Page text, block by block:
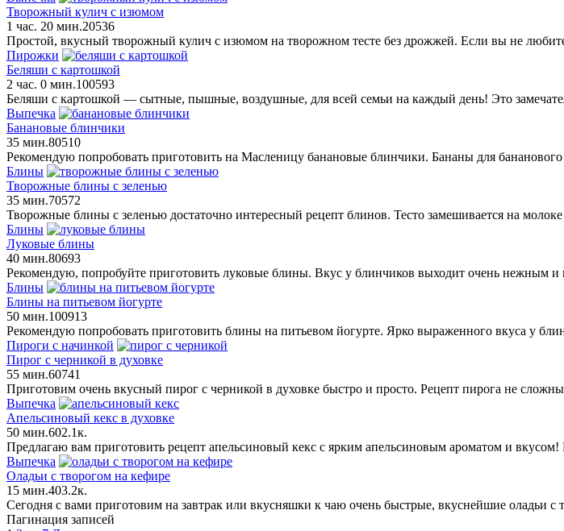
Творожный кулич с изюмом
1 час. 20 мин.20536
Простой, вкусный творожный кулич с изюмом на творожном тесте без дрожжей. Если вы не
Пирожки
Беляши с картошкой
2 час. 0 мин.100593
Беляши с картошкой — сытные, пышные, воздушные, для всей семьи на каждый день! Это
Выпечка
Банановые блинчики
35 мин.80510
Рекомендую попробовать приготовить на Масленицу банановые блинчики. Бананы для бананового
Блины
Творожные блины с зеленью
35 мин.70572
Творожные блины с зеленью достаточно интересный рецепт блинов. Тесто замешивается на
Блины
Луковые блины
40 мин.80693
Рекомендую, попробуйте приготовить луковые блины. Вкус у блинчиков выходит очень
Блины
Блины на питьевом йогурте
50 мин.100913
Рекомендую попробовать приготовить блины на питьевом йогурте. Ярко выраженного вкуса у
Пироги с начинкой
Пирог с черникой в духовке
55 мин.60741
Приготовим очень вкусный пирог с черникой в духовке быстро и просто. Рецепт пирога не
Выпечка
Апельсиновый кекс в духовке
50 мин.602.1к.
Предлагаю вам приготовить рецепт апельсиновый кекс с ярким апельсиновым ароматом и
Выпечка
Оладьи с творогом на кефире
15 мин.403.2к.
Сегодня с вами приготовим на завтрак или вкусняшки к чаю очень быстрые, вкуснейшие оладьи
Пагинация записей